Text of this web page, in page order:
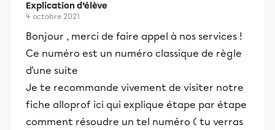
Explication d’élève
4 octobre 2021
Bonjour , merci de faire appel à nos services !
Ce numéro est un numéro classique de règle
d'une suite
Je te recommande vivement de visiter notre
fiche alloprof ici qui explique étape par étape
comment résoudre un tel numéro ( tu verras